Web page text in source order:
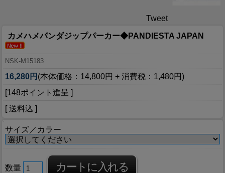
Tweet
カメハメパンダジップパーカー◆PANDIESTA JAPAN
NSK-M15183
16,280円 (本体価格：14,800円 + 消費税：1,480円)
[148ポイント進呈 ]
[ 送料込 ]
サイズ／カラー
数量